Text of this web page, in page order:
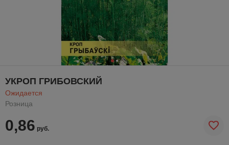
УКРОП ГРИБОВСКИЙ
Ожидается
Розница
0,86 руб.